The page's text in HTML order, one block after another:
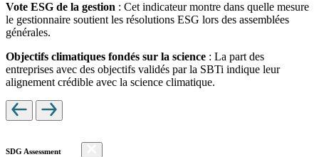
Vote ESG de la gestion : Cet indicateur montre dans quelle mesure
le gestionnaire soutient les résolutions ESG lors des assemblées
générales.
Objectifs climatiques fondés sur la science : La part des
entreprises avec des objectifs validés par la SBTi indique leur
alignement crédible avec la science climatique.
SDG Assessment